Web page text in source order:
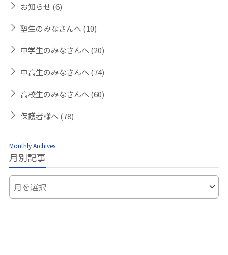
お知らせ (6)
塾生のみなさんへ (10)
中学生のみなさんへ (20)
中高生のみなさんへ (74)
高校生のみなさんへ (60)
保護者様へ (78)
Monthly Archives
月別記事